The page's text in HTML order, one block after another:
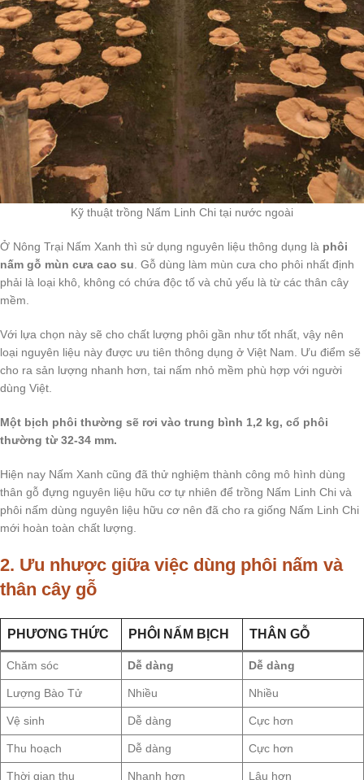
Kỹ thuật trồng Nấm Linh Chi tại nước ngoài
Ở Nông Trại Nấm Xanh thì sử dụng nguyên liệu thông dụng là phôi
nấm gỗ mùn cưa cao su . Gỗ dùng làm mùn cưa cho phôi nhất định
phải là loại khô, không có chứa độc tố và chủ yếu là từ các thân cây
mềm.
Với lựa chọn này sẽ cho chất lượng phôi gần như tốt nhất, vậy nên
loại nguyên liệu này được ưu tiên thông dụng ở Việt Nam. Ưu điểm sẽ
cho ra sản lượng nhanh hơn, tai nấm nhỏ mềm phù hợp với người
dùng Việt.
Một bịch phôi thường sẽ rơi vào trung bình 1,2 kg, cổ phôi
thường từ 32-34 mm.
Hiện nay Nấm Xanh cũng đã thử nghiệm thành công mô hình dùng
thân gỗ đựng nguyên liệu hữu cơ tự nhiên để trồng Nấm Linh Chi và
phôi nấm dùng nguyên liệu hữu cơ nên đã cho ra giống Nấm Linh Chi
mới hoàn toàn chất lượng.
2. Ưu nhược giữa việc dùng phôi nấm và
thân cây gỗ
PHƯƠNG THỨC PHÔI NẤM BỊCH THÂN GỖ
Chăm sóc Dễ dàng Dễ dàng
Lượng Bào Tử Nhiều Nhiều
Vệ sinh Dễ dàng Cực hơn
Thu hoạch Dễ dàng Cực hơn
Thời gian thu Nhanh hơn Lâu hơn